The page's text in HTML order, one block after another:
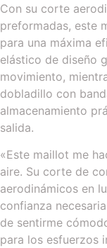
Con su corte
preformadas, este
para una máxima
elástico de diseño
movimiento,
dobladillo con
almacenamiento
salida.
«Este maillot me
aire. Su corte de
aerodinámicos en
confianza
de sentirme
para los esfuerzos